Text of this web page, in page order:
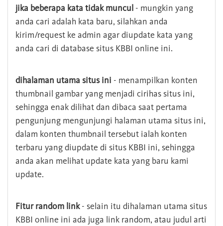
jika beberapa kata tidak muncul - mungkin yang
anda cari adalah kata baru, silahkan anda
kirim/request ke admin agar diupdate kata yang
anda cari di database situs KBBI online ini.
dihalaman utama situs ini - menampilkan konten
thumbnail gambar yang menjadi cirihas situs ini,
sehingga enak dilihat dan dibaca saat pertama
pengunjung mengunjungi halaman utama situs ini,
dalam konten thumbnail tersebut ialah konten
terbaru yang diupdate di situs KBBI ini, sehingga
anda akan melihat update kata yang baru kami
update.
Fitur random link- selain itu dihalaman utama situs
KBBI online ini ada juga link random, atau judul arti